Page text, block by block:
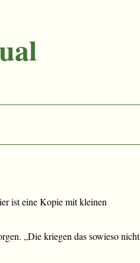
ist eine Kopie mit kleinen
„Die kriegen das sowieso nicht